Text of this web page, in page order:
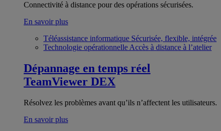
Connectivité à distance pour des opérations sécurisées.
En savoir plus
Téléassistance informatique Sécurisée, flexible, intégrée
Technologie opérationnelle Accès à distance à l’atelier
Dépannage en temps réel
TeamViewer DEX
Résolvez les problèmes avant qu’ils n’affectent les utilisateurs.
En savoir plus